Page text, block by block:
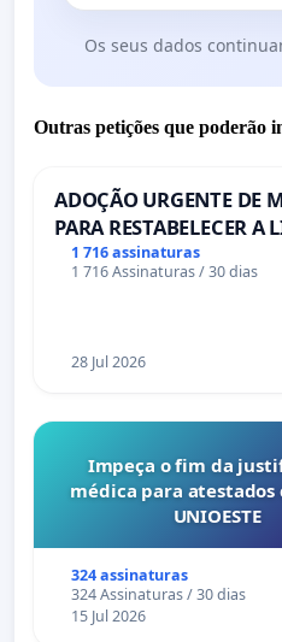
Os seus dados
Outras petições que poderão
ADOÇÃO URGENTE DE
PARA RESTABELECER A
PONTE RS-129
1 716 assinaturas
1 716 Assinaturas / 30 dias
28 Jul 2026
Impeça o fim da
médica para atestados
UNIOESTE
324 assinaturas
324 Assinaturas / 30 dias
15 Jul 2026